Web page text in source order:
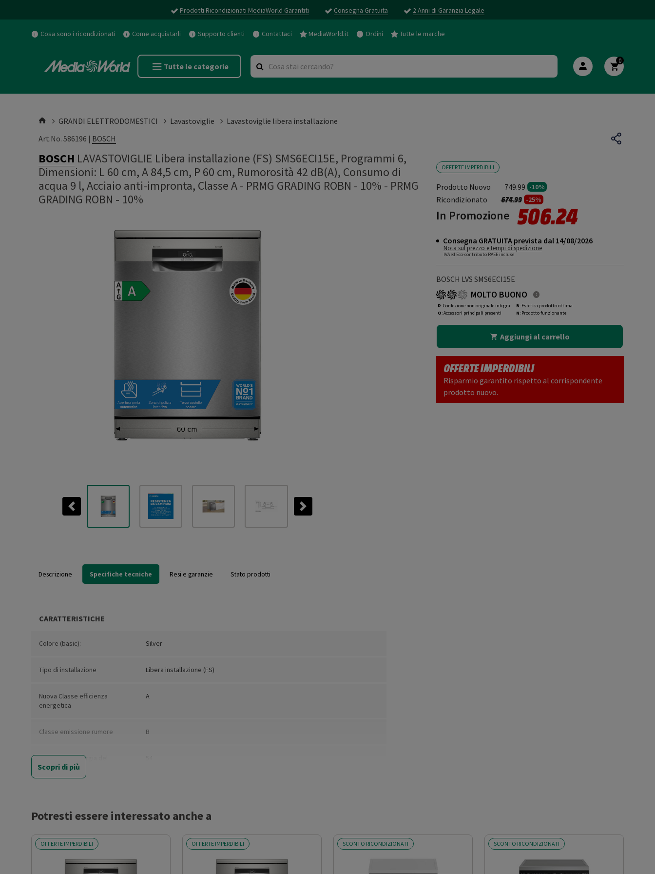
Prodotti Ricondizionati MediaWorld Garantiti Consegna Gratuita 2 Anni di Garanzia Legale
Cosa sono i ricondizionati Come acquistarli Supporto clienti Contattaci MediaWorld.it Ordini Tutte le marche
Tutte le categorie
0
GRANDI ELETTRODOMESTICI Lavastoviglie
Lavastoviglie libera installazione
Art.No. 586196 | BOSCH
BOSCH LAVASTOVIGLIE Libera installazione (FS) SMS6ECI15E, Programmi 6,
Dimensioni: L 60 cm, A 84,5 cm, P 60 cm, Rumorosità 42 dB(A), Consumo di
acqua 9 l, Acciaio anti-impronta, Classe A - PRMG GRADING ROBN - 10% - PRMG
GRADING ROBN - 10%
Previous Next
OFFERTE IMPERDIBILI
Prodotto Nuovo 749.99 -10%
Ricondizionato Prezzo ridotto da
674.99a-25%
In Promozione 506.24
Consegna GRATUITA prevista dal 14/08/2026
Nota sul prezzo e tempi di spedizione
IVA ed Eco-contributo RAEE incluse
BOSCH LVS SMS6ECI15E
MOLTO BUONO
R: Confezione non originale integra
O: Accessori principali presenti
B: Estetica prodotto ottima
N: Prodotto funzionante
Aggiungi al carrello
OFFERTE IMPERDIBILI
Risparmio garantito rispetto al corrispondente
prodotto nuovo.
Descrizione Specifiche tecniche Resi e garanzie Stato prodotti
CARATTERISTICHE
Colore (basic): Silver
Tipo di installazione Libera installazione (FS)
Nuova Classe efficienza
energetica
A
Classe emissione rumore B
Consumo di energia del
programma eco (kwh/100 cicli)
Eco (litri)
Consumo acqua (l)
Scopri di più
Potresti essere interessato anche a
OFFERTE IMPERDIBILI OFFERTE IMPERDIBILI SCONTO RICONDIZIONATI SCONTO RICONDIZIONATI